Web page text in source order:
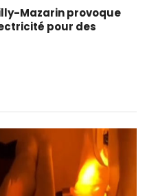
Mazarin provoque
pour des